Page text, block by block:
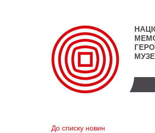
До списку новин